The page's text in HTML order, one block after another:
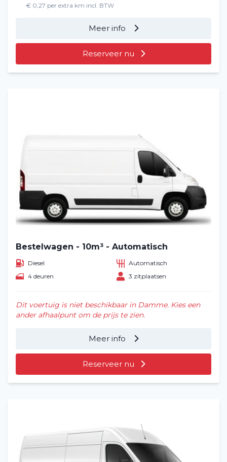
Home
Lange termijn
Over ons
€ 0,27 per extra km incl. BTW
Meer info
Reserveer nu
Bestelwagen - 10m³ - Automatisch
Diesel
Automatisch
4 deuren
3 zitplaatsen
Dit voertuig is niet beschikbaar in Damme. Kies een
ander afhaalpunt om de prijs te zien.
Meer info
Reserveer nu